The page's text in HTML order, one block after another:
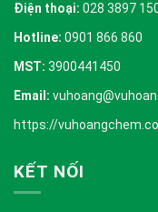
Điện thoại: 028 3897
Hotline: 0901 866 860
MST: 3900441450
Email:
https://
KẾT NỐI